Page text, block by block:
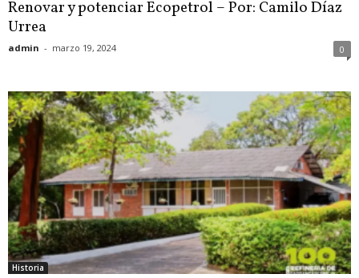
Renovar y potenciar Ecopetrol – Por: Camilo Díaz
Urrea
admin - marzo 19, 2024 0
Historia